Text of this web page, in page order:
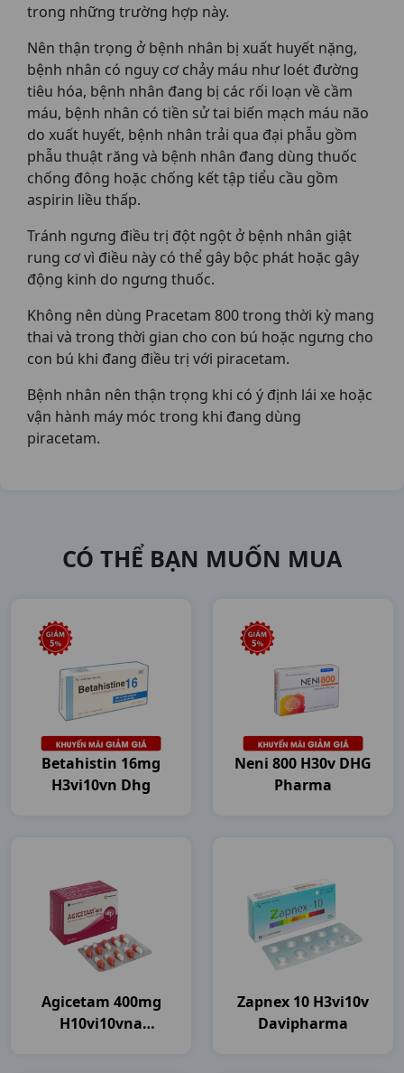
trong những trường hợp này.
Nên thận trọng ở bệnh nhân bị xuất huyết nặng,
bệnh nhân có nguy cơ chảy máu như loét đường
tiêu hóa, bệnh nhân đang bị các rối loạn về cầm
máu, bệnh nhân có tiền sử tai biến mạch máu não
do xuất huyết, bệnh nhân trải qua đại phẫu gồm
phẫu thuật răng và bệnh nhân đang dùng thuốc
chống đông hoặc chống kết tập tiểu cầu gồm
aspirin liều thấp.
Tránh ngưng điều trị đột ngột ở bệnh nhân giật
rung cơ vì điều này có thể gây bộc phát hoặc gây
động kinh do ngưng thuốc.
Không nên dùng Pracetam 800 trong thời kỳ mang
thai và trong thời gian cho con bú hoặc ngưng cho
con bú khi đang điều trị với piracetam.
Bệnh nhân nên thận trọng khi có ý định lái xe hoặc
vận hành máy móc trong khi đang dùng
piracetam.
CÓ THỂ BẠN MUỐN MUA
Betahistin 16mg
H3vi10vn Dhg
Neni 800 H30v DHG
Pharma
Agicetam 400mg
H10vi10vna
Zapnex 10 H3vi10v
Davipharma